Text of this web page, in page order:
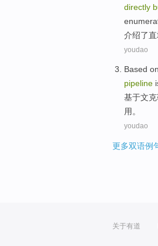
directly
介绍了直
youdao
Based on
pipeline
基于文
用。
youdao
更多双语例
关于有道